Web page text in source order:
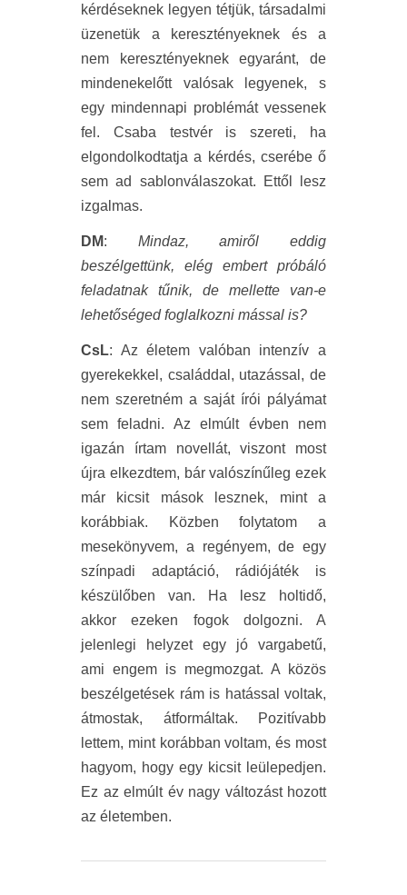
kérdéseknek legyen tétjük, társadalmi
üzenetük a keresztényeknek és a
nem keresztényeknek egyaránt, de
mindenekelőtt valósak legyenek, s
egy mindennapi problémát vessenek
fel. Csaba testvér is szereti, ha
elgondolkodtatja a kérdés, cserébe ő
sem ad sablonválaszokat. Ettől lesz
izgalmas.
DM: Mindaz, amiről eddig
beszélgettünk, elég embert próbáló
feladatnak tűnik, de mellette van-e
lehetőséged foglalkozni mással is?
CsL: Az életem valóban intenzív a
gyerekekkel, családdal, utazással, de
nem szeretném a saját írói pályámat
sem feladni. Az elmúlt évben nem
igazán írtam novellát, viszont most
újra elkezdtem, bár valószínűleg ezek
már kicsit mások lesznek, mint a
korábbiak. Közben folytatom a
mesekönyvem, a regényem, de egy
színpadi adaptáció, rádiójáték is
készülőben van. Ha lesz holtidő,
akkor ezeken fogok dolgozni. A
jelenlegi helyzet egy jó vargabetű,
ami engem is megmozgat. A közös
beszélgetések rám is hatással voltak,
átmostak, átformáltak. Pozitívabb
lettem, mint korábban voltam, és most
hagyom, hogy egy kicsit leülepedjen.
Ez az elmúlt év nagy változást hozott
az életemben.